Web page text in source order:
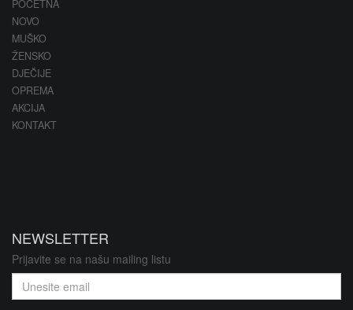
POČETNA
NOVO
MUŠKO
ŽENSKO
DJEČIJE
OPREMA
AKCIJA
KONTAKT
NEWSLETTER
Prijavite se na našu mailing listu